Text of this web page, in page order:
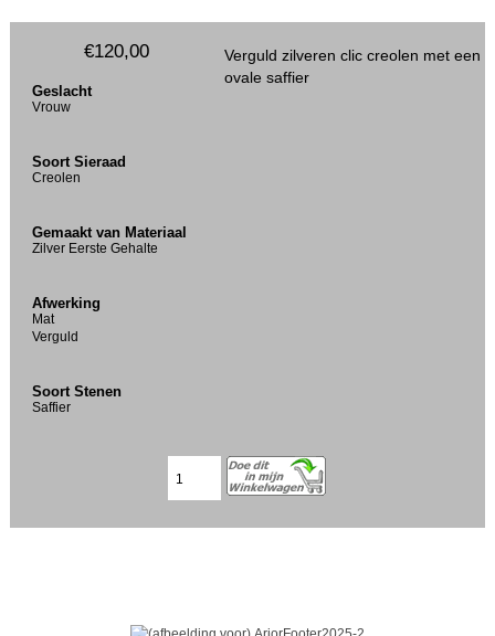
Verguld zilveren clic creolen met een
ovale saffier
€120,00
Geslacht
Vrouw
Soort Sieraad
Creolen
Gemaakt van Materiaal
Zilver Eerste Gehalte
Afwerking
Mat
Verguld
Soort Stenen
Saffier